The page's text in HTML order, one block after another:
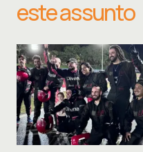
este assunto